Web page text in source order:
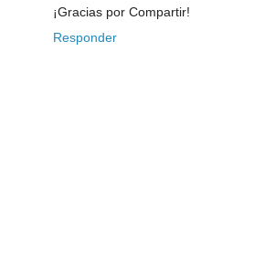
¡Gracias por Compartir!
Responder